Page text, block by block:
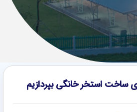
ساخت استخر خانگی بپردازیم